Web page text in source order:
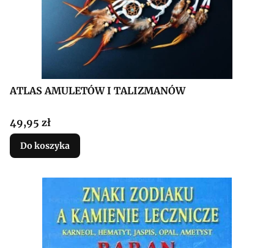
ATLAS AMULETÓW I TALIZMANÓW
Cena
49,95 zł
Do koszyka